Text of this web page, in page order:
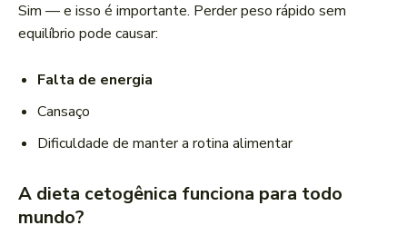
Sim — e isso é importante. Perder peso rápido sem
equilíbrio pode causar:
Falta de energia
Cansaço
Dificuldade de manter a rotina alimentar
A dieta cetogênica funciona para todo
mundo?